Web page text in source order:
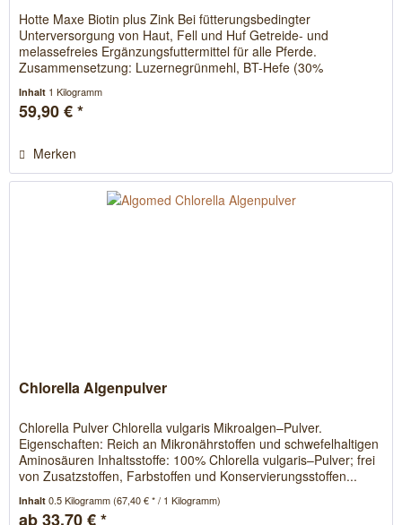
Hotte Maxe Biotin plus Zink Bei fütterungsbedingter
Unterversorgung von Haut, Fell und Huf Getreide- und
melassefreies Ergänzungsfuttermittel für alle Pferde.
Zusammensetzung: Luzernegrünmehl, BT-Hefe (30%
Inhalt 1 Kilogramm
59,90 € *
Merken
Chlorella Algenpulver
Chlorella Pulver Chlorella vulgaris Mikroalgen–Pulver.
Eigenschaften: Reich an Mikronährstoffen und schwefelhaltigen
Aminosäuren Inhaltsstoffe: 100% Chlorella vulgaris–Pulver; frei
von Zusatzstoffen, Farbstoffen und Konservierungsstoffen...
Inhalt0.5 Kilogramm(67,40 € * / 1 Kilogramm)
ab 33,70 € *